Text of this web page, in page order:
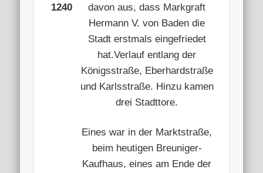
1240
davon aus, dass Markgraft
Hermann V. von Baden die
Stadt erstmals eingefriedet
hat.Verlauf entlang der
Königsstraße, Eberhardstraße
und Karlsstraße. Hinzu kamen
drei Stadttore.
Eines war in der Marktstraße,
beim heutigen Breuniger-
Kaufhaus, eines am Ende der